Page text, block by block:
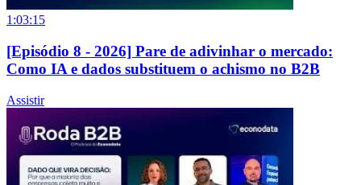
1:03:15
[Episódio 8 - 2026] Pare de adivinhar o mercado:
Como IA e dados substituem o achismo no B2B
Assistir